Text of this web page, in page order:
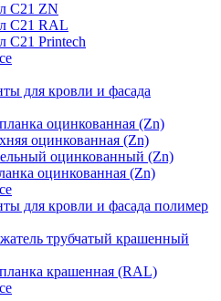
С21 ZN
С21 RAL
С21 Printech
для кровли и фасада
оцинкованная (Zn)
оцинкованная (Zn)
оцинкованный (Zn)
оцинкованная (Zn)
для кровли и фасада полимер
трубчатый крашенный
крашенная (RAL)